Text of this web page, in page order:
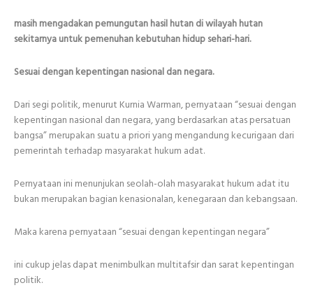
masih mengadakan pemungutan hasil hutan di wilayah hutan
sekitarnya untuk pemenuhan kebutuhan hidup sehari-hari.
Sesuai dengan kepentingan nasional dan negara.
Dari segi politik, menurut Kurnia Warman, pernyataan “sesuai dengan
kepentingan nasional dan negara, yang berdasarkan atas persatuan
bangsa” merupakan suatu a priori yang mengandung kecurigaan dari
pemerintah terhadap masyarakat hukum adat.
Pernyataan ini menunjukan seolah-olah masyarakat hukum adat itu
bukan merupakan bagian kenasionalan, kenegaraan dan kebangsaan.
Maka karena pernyataan “sesuai dengan kepentingan negara”
ini cukup jelas dapat menimbulkan multitafsir dan sarat kepentingan
politik.